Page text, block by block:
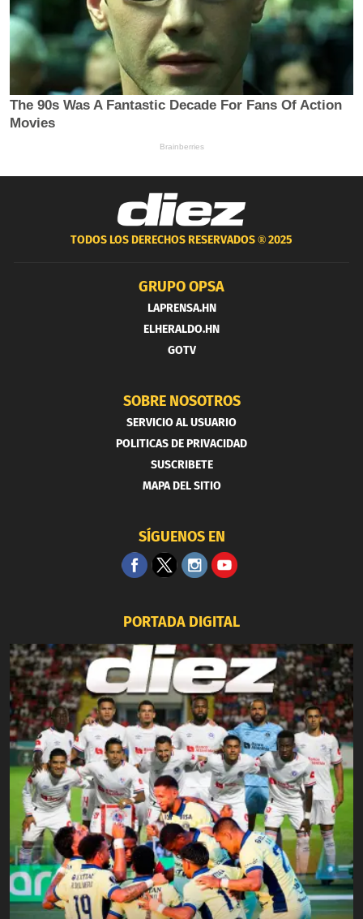
TODOS LOS DERECHOS RESERVADOS ®2025
GRUPO OPSA
LAPRENSA.HN
ELHERALDO.HN
GOTV
SOBRE NOSOTROS
SERVICIO AL USUARIO
POLITICAS DE PRIVACIDAD
SUSCRIBETE
MAPA DEL SITIO
SÍGUENOS EN
PORTADA DIGITAL